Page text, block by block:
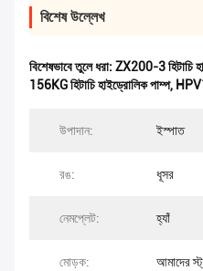
বিশেষ উল্লেখ
বিশেষভাবে তুলে ধরা: ZX200-3 হিটাচি
156KG হিটাচি হাইড্রোলিক পাম্প,
উপাদান: ইস্পাত
রঙ: ধূসর
নেমপ্লেট: হ্যাঁ
মোড়ক: আমাদের